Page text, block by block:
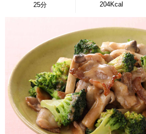
25分 204Kcal